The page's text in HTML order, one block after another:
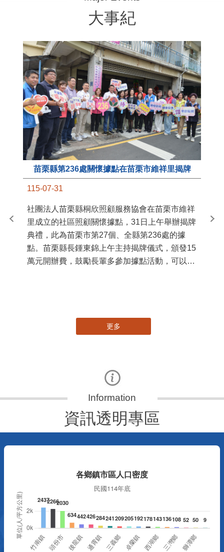
大事紀
苗栗縣第236處關懷據點在苗栗市維祥里揭牌
115-07-31
社團法人苗栗縣桐欣照顧服務協會在苗栗市維祥
里成立的社區照顧關懷據點，31日上午舉辦揭牌
典禮，此為苗栗市第27個、全縣第236處的據
點。苗栗縣長鍾東錦上午主持揭牌儀式，頒發15
萬元開辦費，鼓勵長輩多參加據點活動，可以更
苗
更多
資訊透明專區